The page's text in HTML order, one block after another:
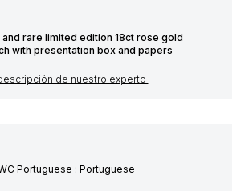
and rare limited edition 18ct rose gold
with presentation box and papers
de nuestro experto
Portuguese : Portuguese